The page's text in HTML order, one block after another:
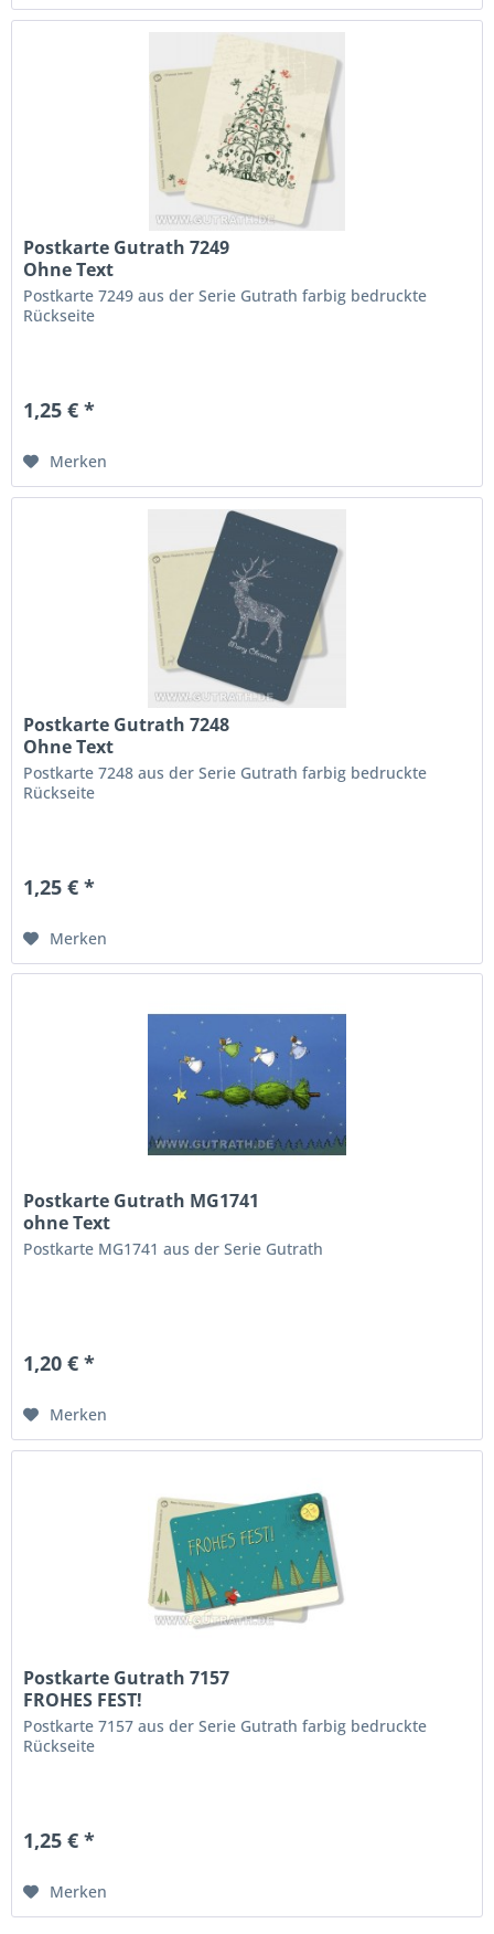
Postkarte Gutrath 7249
Ohne Text
Postkarte 7249 aus der Serie Gutrath farbig bedruckte
Rückseite
1,25 € *
Merken
Postkarte Gutrath 7248
Ohne Text
Postkarte 7248 aus der Serie Gutrath farbig bedruckte
Rückseite
1,25 € *
Merken
Postkarte Gutrath MG1741
ohne Text
Postkarte MG1741 aus der Serie Gutrath
1,20 € *
Merken
Postkarte Gutrath 7157
FROHES FEST!
Postkarte 7157 aus der Serie Gutrath farbig bedruckte
Rückseite
1,25 € *
Merken